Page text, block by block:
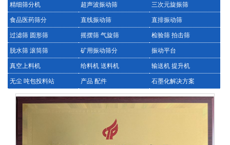
精细筛分机 超声波振动筛 三次元旋振筛
食品医药筛分 直线振动筛 直排振动筛
过滤筛 圆形筛 摇摆筛 气旋筛 检验筛 拍击筛
脱水筛 滚筒筛 矿用振动筛分 振动平台
真空上料机 给料机 送料机 输送机 提升机
无尘 吨包投料站 产品 配件 石墨化解决方案